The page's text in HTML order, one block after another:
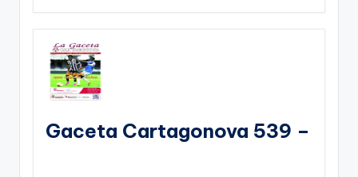
Gaceta Cartagonova 539 –